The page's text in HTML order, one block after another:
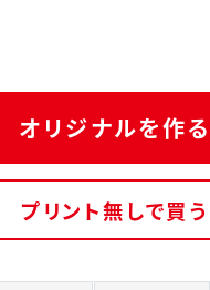
オリジナルを作る
プリント無しで買う